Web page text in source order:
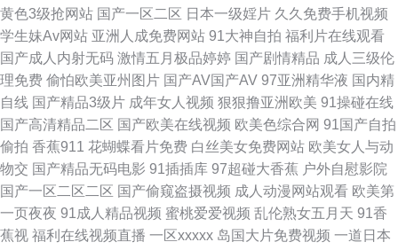
自拍网 四区五区福利导航 成人视频传媒 极品影院 欧美性欧美性一区 婷婷综
合五月天 99re超碰 成人视频免费网站 老司机黄色A片 无码内射激情影院 AV
韩日性爱 久久精品久久精 日韩无码操逼网址 91福利精选 传媒视频播放 麻豆
三级视频 天美传媒A片 国产精品第8页 精品人妻久久 日韩成人AV导航 91人
妻白丝 丁香7月大香蕉 韩国AA片 欧美性变态网 香蕉视频亚洲国产 www青青
艹 韩国激情视频网站 免费黑丝自慰网 五月婷婷色情 91海角社区午夜 东方
黄色3级抢网站 国产一区二区 日本一级婬片 久久免费手机视频
学生妹Av网站 亚洲人成免费网站 91大神自拍 福利片在线观看
国产成人内射无码 激情五月极品婷婷 国产剧情精品 成人三级伦
理免费 偷怕欧美亚州图片 国产AV国产AV 97亚洲精华液 国内精
自线 国产精品3级片 成年女人视频 狠狠撸亚洲欧美 91操碰在线
国产高清精品二区 国产欧美在线视频 欧美色综合网 91国产自拍
偷拍 香蕉911 花蝴蝶看片免费 白丝美女免费网站 欧美女人与动
物交 国产精品无码电影 91插插库 97超碰大香蕉 户外自慰影院
国产一区二区二区 国产偷窥盗摄视频 成人动漫网站观看 欧美第
一页夜夜 91成人精品视频 蜜桃爱爱视频 乱伦熟女五月天 91香
蕉视 福利在线视频直播 一区xxxxx 岛国大片免费视频 一道日本